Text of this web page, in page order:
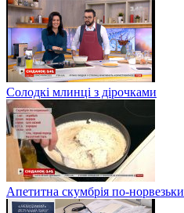
Солодкі млинці з дірочками
Апетитна скумбрія по-норвезьки